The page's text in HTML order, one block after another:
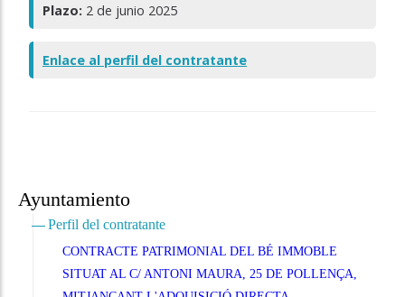
Ayuntamiento
Perfil del contratante
CONTRACTE PATRIMONIAL DEL BÉ IMMOBLE
SITUAT AL C/ ANTONI MAURA, 25 DE POLLENÇA,
Plazo: 2 de junio 2025
Enlace al perfil del contratante